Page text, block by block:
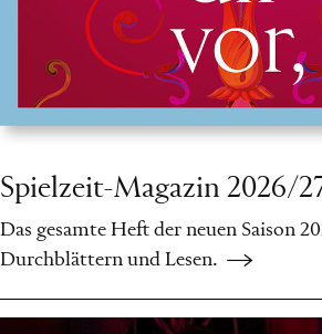
Spielzeit-Magazin 2026/
Das gesamte Heft der neuen Saison
Durchblättern und Lesen.